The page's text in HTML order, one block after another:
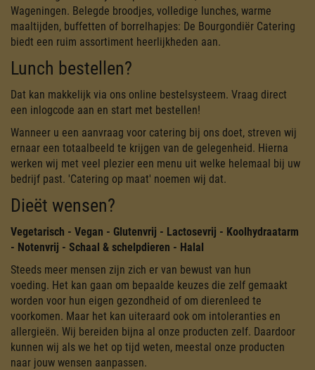
Wageningen. Belegde broodjes, volledige lunches, warme
maaltijden, buffetten of borrelhapjes: De Bourgondiër Catering
biedt een ruim assortiment heerlijkheden aan.
Lunch bestellen?
Dat kan makkelijk via ons online bestelsysteem. Vraag direct
een inlogcode aan en start met bestellen!
Wanneer u een aanvraag voor catering bij ons doet, streven wij
ernaar een totaalbeeld te krijgen van de gelegenheid. Hierna
werken wij met veel plezier een menu uit welke helemaal bij uw
bedrijf past. 'Catering op maat' noemen wij dat.
Dieët wensen?
Vegetarisch - Vegan - Glutenvrij - Lactosevrij - Koolhydraatarm
- Notenvrij - Schaal & schelpdieren - Halal
Steeds meer mensen zijn zich er van bewust van hun
voeding. Het kan gaan om bepaalde keuzes die zelf gemaakt
worden voor hun eigen gezondheid of om dierenleed te
voorkomen. Maar het kan uiteraard ook om intoleranties en
allergieën. Wij bereiden bijna al onze producten zelf. Daardoor
kunnen wij als we het op tijd weten, meestal onze producten
naar jouw wensen aanpassen.